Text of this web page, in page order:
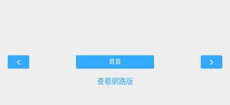
‹ ›
首頁
查看網路版